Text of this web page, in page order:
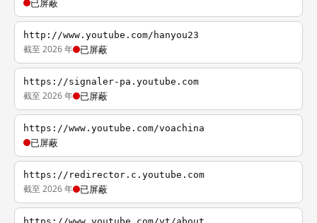
已屏蔽
http://www.youtube.com/hanyou23
截至 2026 年 已屏蔽
https://signaler-pa.youtube.com
截至 2026 年 已屏蔽
https://www.youtube.com/voachina
已屏蔽
https://redirector.c.youtube.com
截至 2026 年 已屏蔽